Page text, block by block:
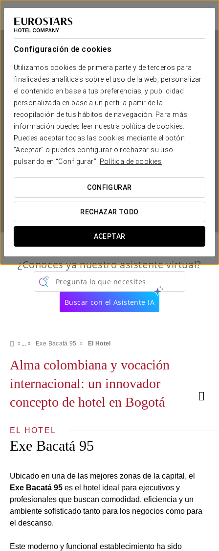
Configuración de cookies
Utilizamos cookies de primera parte y de terceros para
finalidades analíticas sobre el uso de la web, personalizar
el contenido en base a tus preferencias, y publicidad
personalizada en base a un perfil a partir de la
recopilación de tus hábitos de navegación. Para más
información puedes leer nuestra política de cookies.
Puedes aceptar todas las cookies mediante el botón
“Aceptar” o puedes configurar o rechazar su uso
pulsando en “Configurar”.
Política de cookies
CONFIGURAR
RECHAZAR TODO
ACEPTAR
Exe Bacatá 95
BOGOTÁ
Exe Bacatá 95
BOGOTÁ
¿CUÁNDO QUIERES IR?
¿Conoces ya nuestro asistente virtual?
Pregunta lo que necesites
Buscar con el Asistente IA
Exe Bacatá 95 El Hotel
Alma colombiana y vocación
internacional: un innovador
concepto de hotel en Bogotá
EL HOTEL
Exe Bacatá 95
Ubicado en una de las mejores zonas de la capital, el
Exe Bacatá 95 es el hotel ideal para ejecutivos y
profesionales que buscan comodidad, eficiencia y un
ambiente sofisticado tanto para los negocios como para
el descanso.
Este moderno y funcional establecimiento ha sido